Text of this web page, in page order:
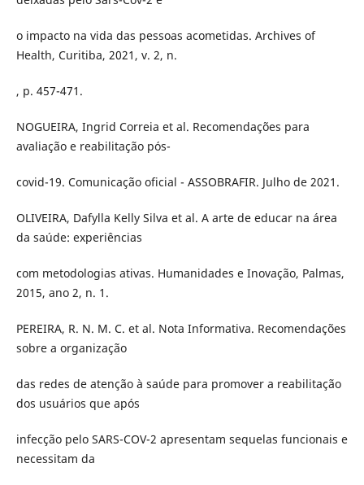
o impacto na vida das pessoas acometidas. Archives of
Health, Curitiba, 2021, v. 2, n.
, p. 457-471.
NOGUEIRA, Ingrid Correia et al. Recomendações para
avaliação e reabilitação pós-
covid-19. Comunicação oficial - ASSOBRAFIR. Julho de 2021.
OLIVEIRA, Dafylla Kelly Silva et al. A arte de educar na área
da saúde: experiências
com metodologias ativas. Humanidades e Inovação, Palmas,
2015, ano 2, n. 1.
PEREIRA, R. N. M. C. et al. Nota Informativa. Recomendações
sobre a organização
das redes de atenção à saúde para promover a reabilitação
dos usuários que após
infecção pelo SARS-COV-2 apresentam sequelas funcionais e
necessitam da